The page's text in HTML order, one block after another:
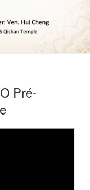
Pré-